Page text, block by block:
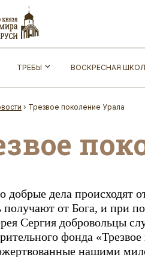
ТРЕБЫ ВОСКРЕСНАЯ
› Трезвое поколение Урала
добрые дела происходят
получают от Бога, и при
Сергия добровольцы
фонда
нашими